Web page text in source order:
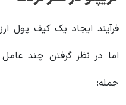
فرآیند ایجاد یک کیف پول
اما در نظر گرفتن چند
جمله: